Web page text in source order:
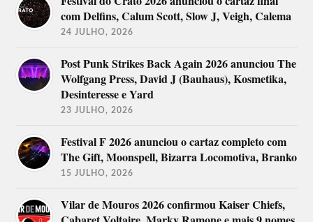
com Delfins, Calum Scott, Slow J, Veigh, Calema
24 JULHO, 2026
Post Punk Strikes Back Again 2026 anunciou The
Wolfgang Press, David J (Bauhaus), Kosmetika,
Desinteresse e Yard
23 JULHO, 2026
Festival F 2026 anunciou o cartaz completo com
The Gift, Moonspell, Bizarra Locomotiva, Branko
15 JULHO, 2026
Vilar de Mouros 2026 confirmou Kaiser Chiefs,